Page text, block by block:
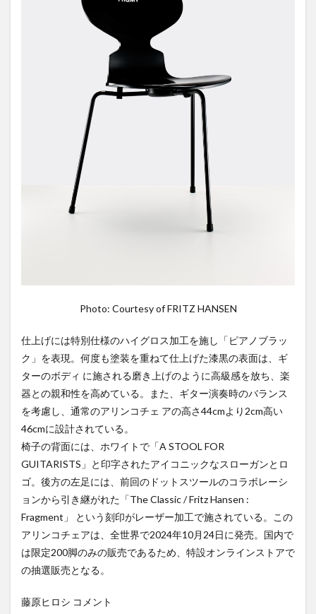
Photo: Courtesy of FRITZ HANSEN
仕上げには特別仕様のハイグロス加工を施し「ピアノブラッ
ク」を表現。何度も塗装を重ねて仕上げた漆黒の表面は、ギ
ターのボディ に施される磨き上げのように高級感を放ち、楽
器との親和性を高めている。また、ギター演奏時のバランス
を考慮し、通常のアリンコチェ アの高さ44cmより2cm高い
46cmに設計されている。
椅子の背面には、ホワイトで「A STOOL FOR
GUITARISTS」と印字されたアイコニックなスローガンとロ
ゴ。後方の左足には、前回のドットスツールのコラボレーシ
ョンから引き継がれた「The Classic / Fritz Hansen :
Fragment」 という刻印がレーザー加工で施されている。この
アリンコチェアは、全世界で2024年10月24日に発売。国内で
は限定200脚のみの販売であるため、特設オンラインストアで
の抽選販売となる。
藤原ヒロシ コメント